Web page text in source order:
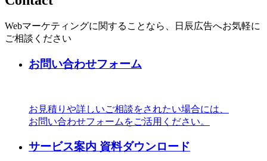
Webマーケティングに関することなら、日辰広告へお気軽に
ご相談ください
お問い合わせフォーム
お見積りや詳しいご相談をされたい場合には、
お問い合わせフォームをご活用ください。
サービス案内 資料ダウンロード